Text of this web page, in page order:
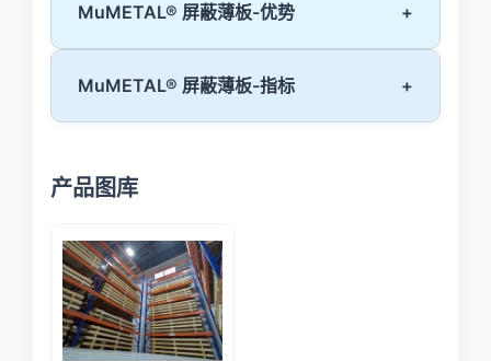
MuMETAL® 屏蔽薄板-优势 +
MuMETAL® 屏蔽薄板-指标 +
产品图库